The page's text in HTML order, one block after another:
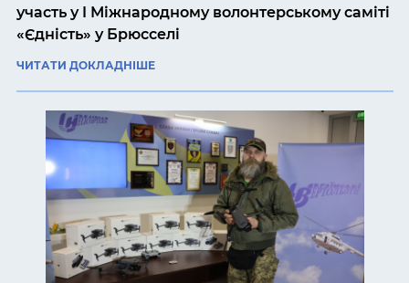
участь у I Міжнародному волонтерському саміті
«Єдність» у Брюсселі
ЧИТАТИ ДОКЛАДНІШЕ